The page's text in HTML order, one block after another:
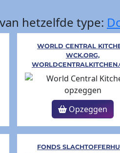
hetzelfde type:
WORLD CENTRAL
WCK.ORG,
Opzeggen
FONDS